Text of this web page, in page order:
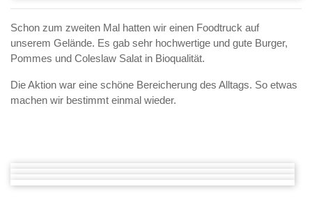
Schon zum zweiten Mal hatten wir einen Foodtruck auf
unserem Gelände. Es gab sehr hochwertige und gute Burger,
Pommes und Coleslaw Salat in Bioqualität.
Die Aktion war eine schöne Bereicherung des Alltags. So etwas
machen wir bestimmt einmal wieder.